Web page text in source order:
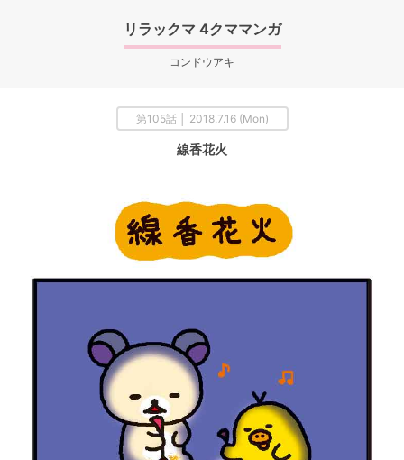
リラックマ 4クママンガ
コンドウアキ
第105話 │ 2018.7.16 (Mon)
線香花火